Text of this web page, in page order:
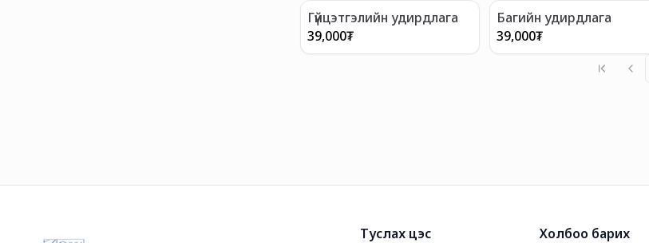
Гүйцэтгэлийн удирдлага
39,000₮
Багийн удирдлага
39,000₮
Туслах цэс Холбоо барих